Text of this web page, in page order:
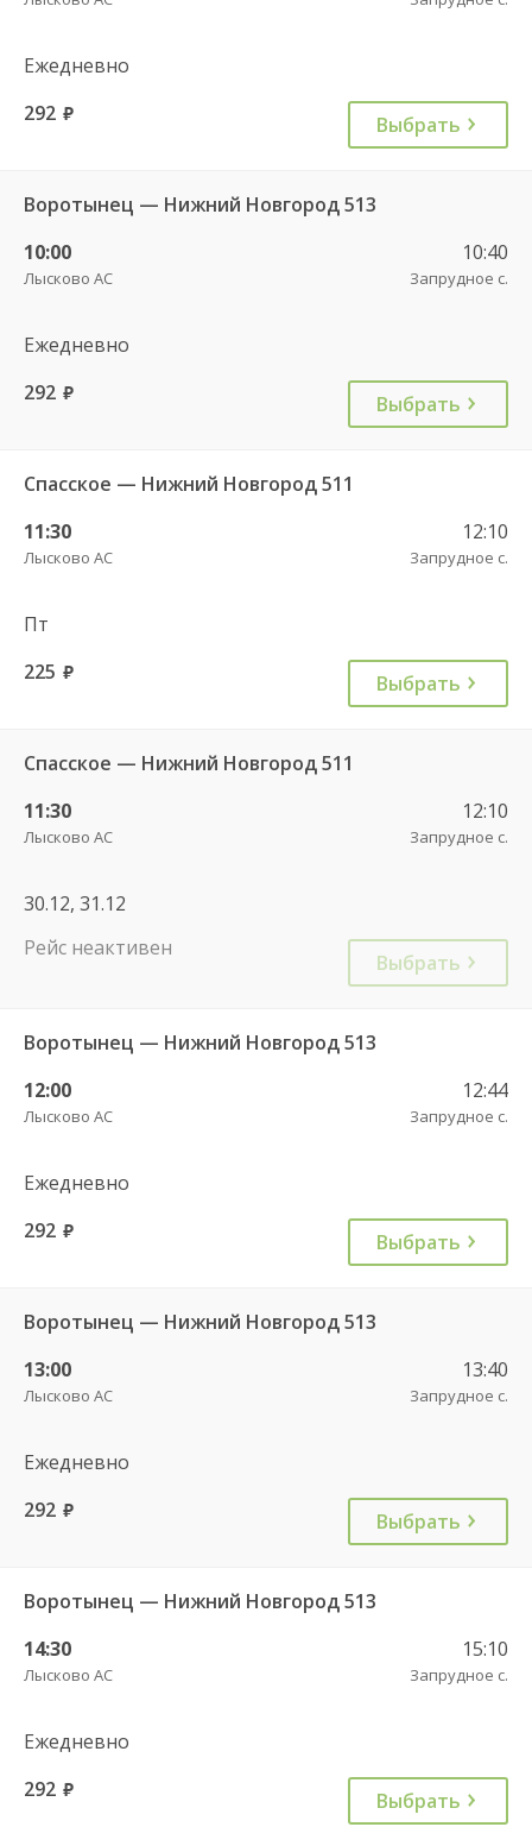
Ежедневно
292 руб. Выбрать
Воротынец — Нижний Новгород 513
10:00
Лысково АС
10:40
Запрудное с.
Ежедневно
292 руб. Выбрать
Спасское — Нижний Новгород 511
11:30
Лысково АС
12:10
Запрудное с.
Пт
225 руб. Выбрать
Спасское — Нижний Новгород 511
11:30
Лысково АС
12:10
Запрудное с.
30.12, 31.12
Рейс неактивен
Выбрать
Воротынец — Нижний Новгород 513
12:00
Лысково АС
12:44
Запрудное с.
Ежедневно
292 руб. Выбрать
Воротынец — Нижний Новгород 513
13:00
Лысково АС
13:40
Запрудное с.
Ежедневно
292 руб. Выбрать
Воротынец — Нижний Новгород 513
14:30
Лысково АС
15:10
Запрудное с.
Ежедневно
292 руб. Выбрать